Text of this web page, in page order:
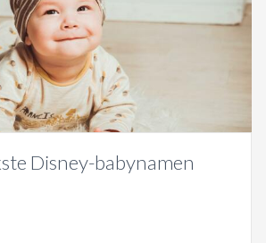
Disney-babynamen